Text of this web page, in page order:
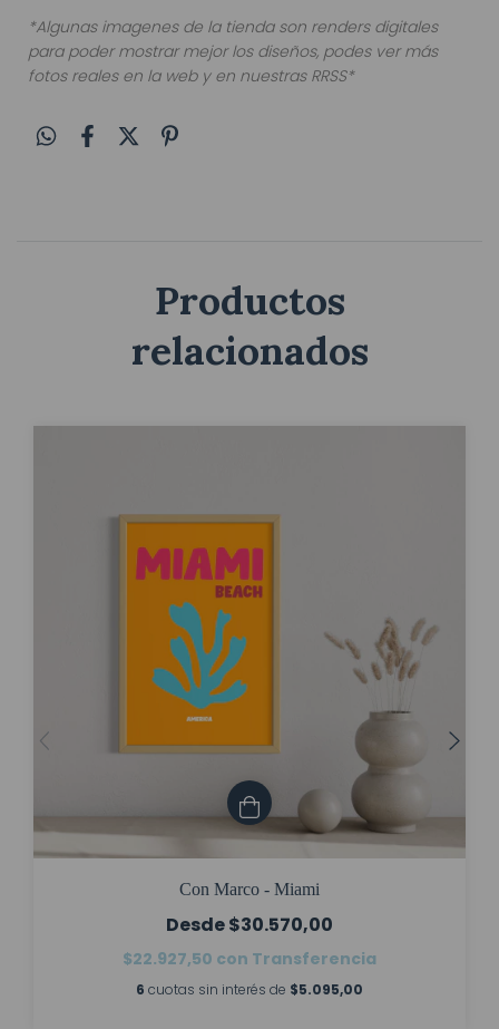
*Algunas imagenes de la tienda son renders digitales
para poder mostrar mejor los diseños, podes ver más
fotos reales en la web y en nuestras RRSS*
Productos
relacionados
Con Marco - Miami
$30.570,00
$22.927,50 con Transferencia
6 cuotas sin interés de $5.095,00